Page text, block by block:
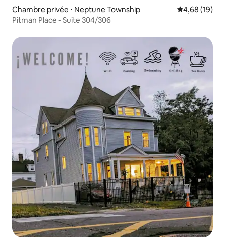
Chambre privée ⋅ Neptune Township Évaluation
4,68 (19)
Pitman Place - Suite 304/306